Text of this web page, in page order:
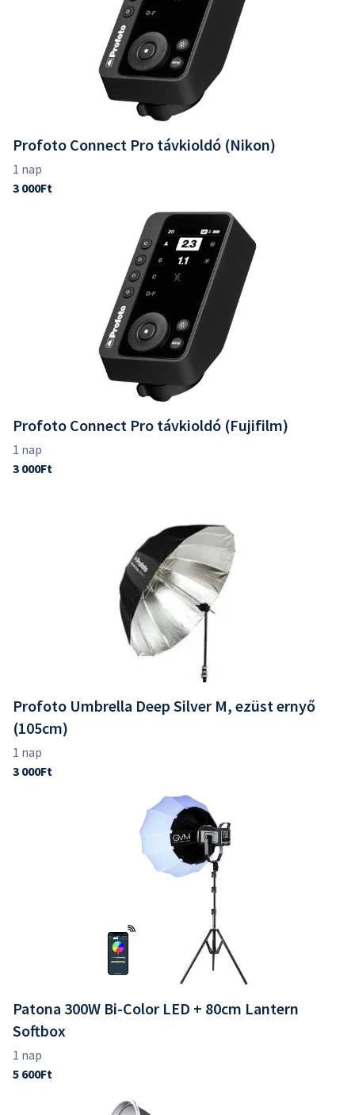
Profoto Connect Pro távkioldó (Nikon)
Profoto Connect Pro távkioldó (Fujifilm)
Profoto Umbrella Deep Silver M, ezüst ernyő
(105cm)
Patona 300W Bi-Color LED + 80cm Lantern
Softbox